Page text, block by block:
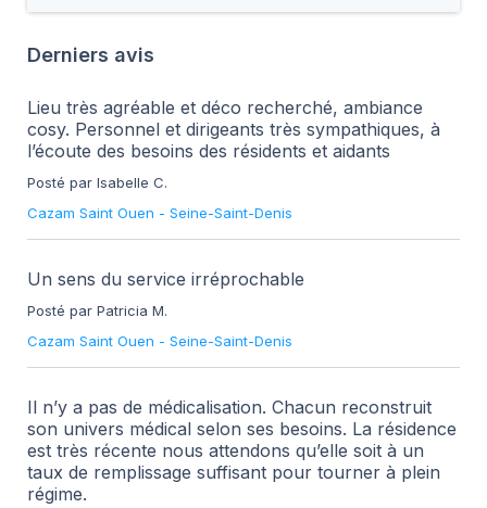
Derniers avis
Lieu très agréable et déco recherché, ambiance
cosy. Personnel et dirigeants très sympathiques, à
l’écoute des besoins des résidents et aidants
Posté par Isabelle C.
Cazam Saint Ouen - Seine-Saint-Denis
Un sens du service irréprochable
Posté par Patricia M.
Cazam Saint Ouen - Seine-Saint-Denis
Il n’y a pas de médicalisation. Chacun reconstruit
son univers médical selon ses besoins. La résidence
est très récente nous attendons qu’elle soit à un
taux de remplissage suffisant pour tourner à plein
régime.